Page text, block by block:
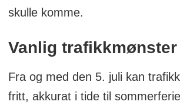
skulle komme.
Vanlig
Fra og med den 5. juli kan
fritt, akkurat i tide til